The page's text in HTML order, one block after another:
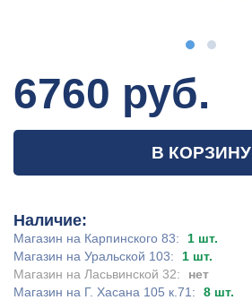
6760 руб.
В КОРЗИНУ
Наличие:
Магазин на Карпинского 83:
1 шт.
Магазин на Уральской 103:
1 шт.
Магазин на Ласьвинской 32:
нет
Магазин на Г. Хасана 105 к.71:
8 шт.